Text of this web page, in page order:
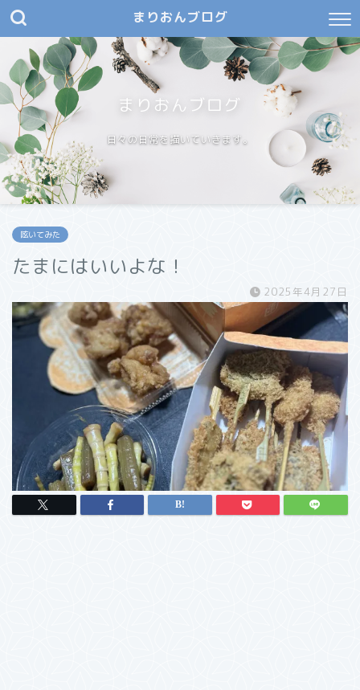
まりおんブログ
まりおんブログ
日々の日常を描いていきます。
呟いてみた
たまにはいいよな！
2025年4月27日